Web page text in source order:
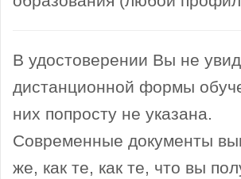
В удостоверении Вы не
дистанционной формы
них попросту не указана.
Современные документы
же, как те, как те, что вы